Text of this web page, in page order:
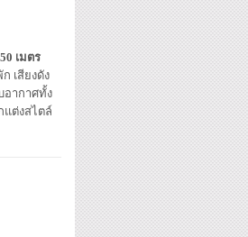
เมตร
เสียงดัง
อากาศทั้ง
แต่งสไตล์